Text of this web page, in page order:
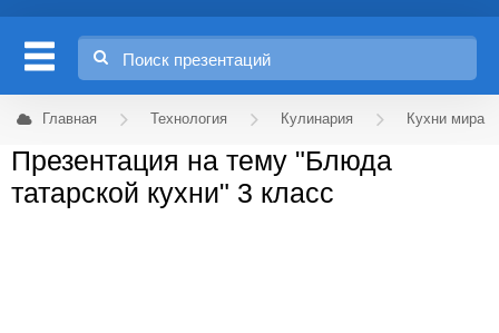
Главная Технология Кулинария Кухни мира
Презентация на тему "Блюда
татарской кухни" 3 класс